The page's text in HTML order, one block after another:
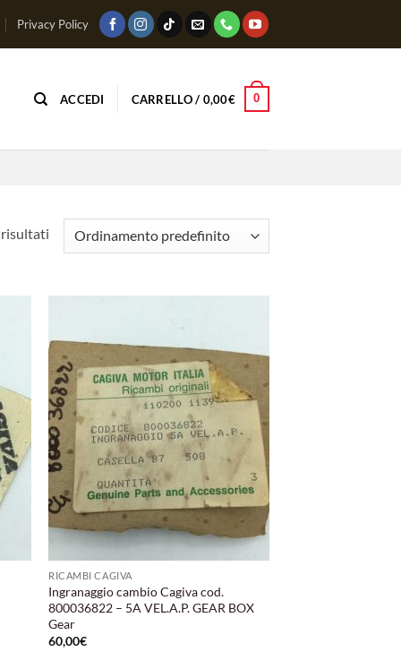
Privacy Policy
ACCEDI CARRELLO / 0,00€ 0
risultati
alla lista
desideri
RICAMBI CAGIVA
Ingranaggio cambio Cagiva cod.
800036822 – 5A VEL.A.P. GEAR BOX
Gear
60,00€